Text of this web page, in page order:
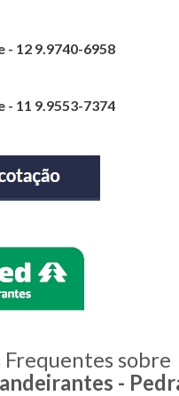
- 12 9.9740-6958
- 11 9.9553-7374
Frequentes sobre
-